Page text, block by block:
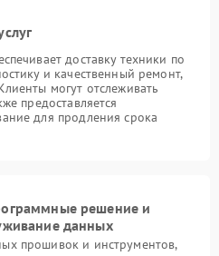
доставку техники по
и качественный ремонт,
могут отслеживать
предоставляется
для продления срока
решение и
данных
прошивок и инструментов,